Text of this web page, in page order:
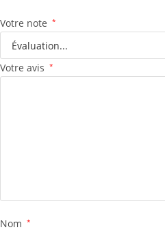
Votre note *
Votre avis *
Nom *